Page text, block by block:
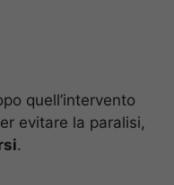
quell’intervento
evitare la paralisi,
.